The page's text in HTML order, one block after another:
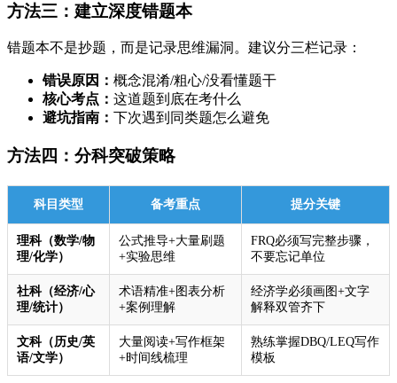
方法三：建立深度错题本
错题本不是抄题，而是记录思维漏洞。建议分三栏记录：
错误原因： 概念混淆/粗心/没看懂题干
核心考点： 这道题到底在考什么
避坑指南： 下次遇到同类题怎么避免
方法四：分科突破策略
科目类型 备考重点 提分关键
理科（数学/物
理/化学）
公式推导+大量刷题
+实验思维
FRQ必须写完整步骤，
不要忘记单位
社科（经济/心
理/统计）
术语精准+图表分析
+案例理解
经济学必须画图+文字
解释双管齐下
文科（历史/英
语/文学）
大量阅读+写作框架
+时间线梳理
熟练掌握DBQ/LEQ写作
模板